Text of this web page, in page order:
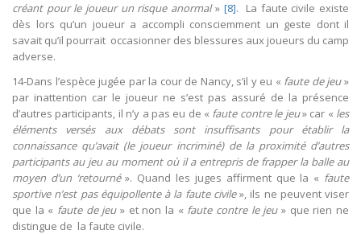
créant pour le joueur un risque anormal»[8]. La faute civile existe
dès lors qu’un joueur a accompli consciemment un geste dont il
savait qu’il pourrait occasionner des blessures aux joueurs du camp
adverse.
14-Dans l’espèce jugée par la cour de Nancy, s’il y eu « faute de jeu»
par inattention car le joueur ne s’est pas assuré de la présence
d’autres participants, il n’y a pas eu de « faute contre le jeu» car « les
éléments versés aux débats sont insuffisants pour établir la
connaissance qu’avait (le joueur incriminé) de la proximité d’autres
participants au jeu au moment où il a entrepris de frapper la balle au
moyen d’un ‘retourné». Quand les juges affirment que la « faute
sportive n’est pas équipollente à la faute civile», ils ne peuvent viser
que la « faute de jeu» et non la « faute contre le jeu» que rien ne
distingue de la faute civile.